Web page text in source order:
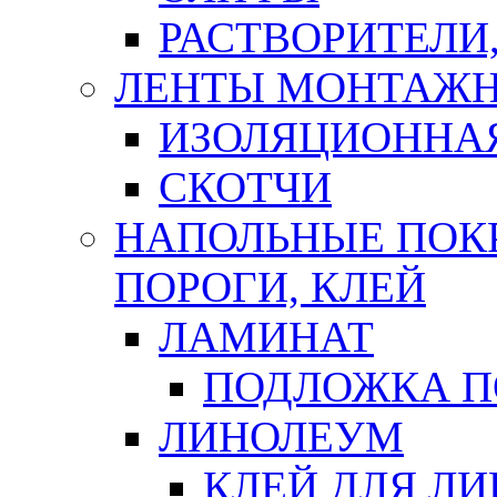
ЛЕНТЫ
СКОТЧИ
НАПОЛЬНЫЕ
ПОРОГИ, КЛЕЙ
ЛАМИНАТ
ПОДЛОЖКА
ЛИНОЛЕУМ
КЛЕЙ ДЛЯ